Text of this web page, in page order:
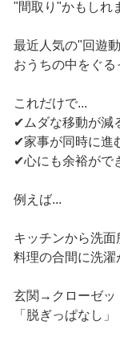
"間取り"かもしれ
最近人気の"回遊
おうちの中をぐる
これだけで...
✔ムダな移動が減
✔家事が同時に進
✔心にも余裕がで
例えば...
キッチンから洗
料理の合間に洗濯
玄関→クローゼッ
「脱ぎっぱなし